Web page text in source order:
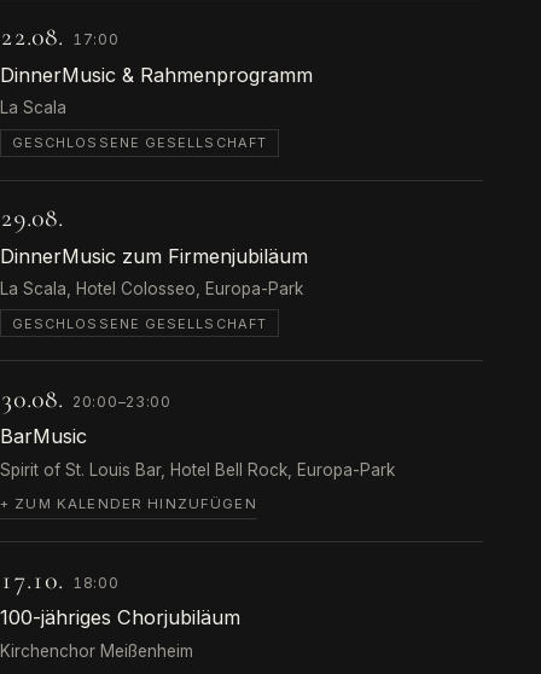
22.08. 17:00
DinnerMusic & Rahmenprogramm
La Scala
GESCHLOSSENE GESELLSCHAFT
29.08.
DinnerMusic zum Firmenjubiläum
La Scala, Hotel Colosseo, Europa-Park
GESCHLOSSENE GESELLSCHAFT
30.08. 20:00–23:00
BarMusic
Spirit of St. Louis Bar, Hotel Bell Rock, Europa-Park
+ ZUM KALENDER HINZUFÜGEN
17.10. 18:00
100-jähriges Chorjubiläum
Kirchenchor Meißenheim